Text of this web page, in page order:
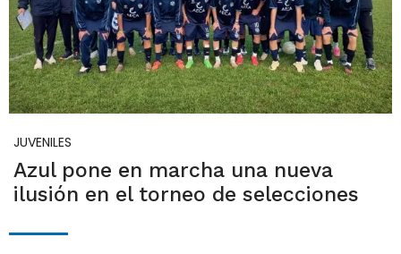
JUVENILES
Azul pone en marcha una nueva
ilusión en el torneo de selecciones